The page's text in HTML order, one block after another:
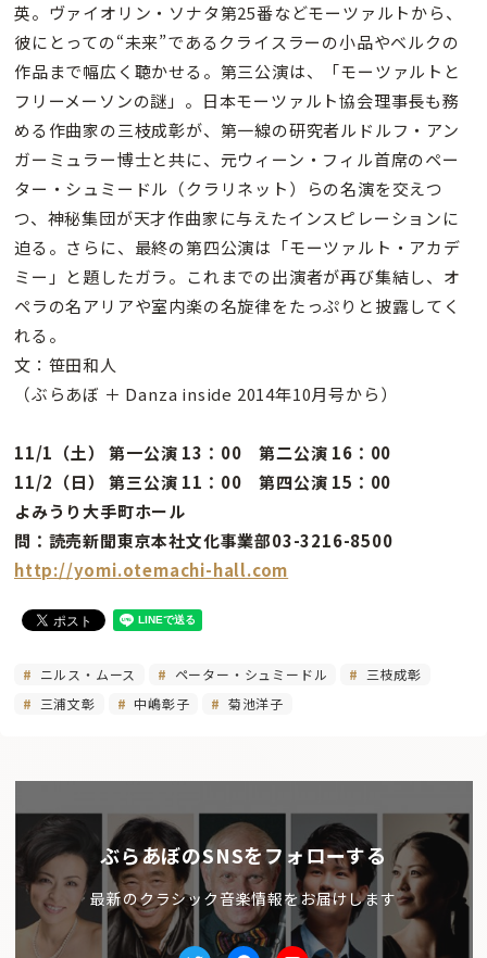
英。ヴァイオリン・ソナタ第25番などモーツァルトから、
彼にとっての“未来”であるクライスラーの小品やベルクの
作品まで幅広く聴かせる。第三公演は、「モーツァルトと
フリーメーソンの謎」。日本モーツァルト協会理事長も務
める作曲家の三枝成彰が、第一線の研究者ルドルフ・アン
ガーミュラー博士と共に、元ウィーン・フィル首席のペー
ター・シュミードル（クラリネット）らの名演を交えつ
つ、神秘集団が天才作曲家に与えたインスピレーションに
迫る。さらに、最終の第四公演は「モーツァルト・アカデ
ミー」と題したガラ。これまでの出演者が再び集結し、オ
ペラの名アリアや室内楽の名旋律をたっぷりと披露してく
れる。
文：笹田和人
（ぶらあぼ ＋ Danza inside 2014年10月号から）
11/1（土） 第一公演 13：00 第二公演 16：00
11/2（日） 第三公演 11：00 第四公演 15：00
よみうり大手町ホール
問：読売新聞東京本社文化事業部03-3216-8500
http://yomi.otemachi-hall.com
ニルス・ムース ペーター・シュミードル
三枝成彰
三浦文彰
中嶋彰子 菊池洋子
ぶらあぼのSNSをフォローする
最新のクラシック音楽情報をお届けします